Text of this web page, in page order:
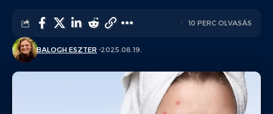
BALOGH ESZTER 2025.08.19.
10 PERC OLVASÁS